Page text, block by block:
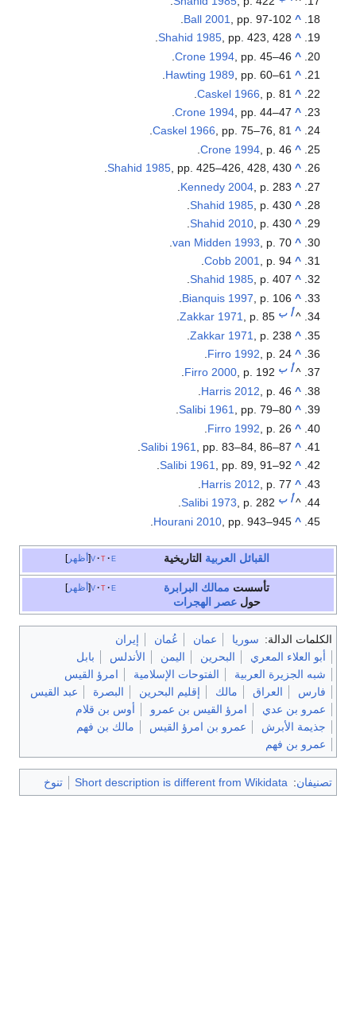
^
Ball 2001
, pp. 97-102.
^
Shahid 1985, pp. 423, 428.
^
Crone 1994 , pp. 45–46.
^
Hawting 1989 , pp. 60–61.
^
Caskel 1966 , p. 81.
^
Crone 1994 , pp. 44–47.
^
Caskel 1966, pp. 75–76, 81.
^
Crone 1994 , p. 46.
^
Shahid 1985 , pp. 425–426, 428, 430.
^
Kennedy 2004 , p. 283.
^
Shahid 1985 , p. 430.
^
Shahid 2010, p. 430.
^
van Midden 1993 , p. 70.
^
Cobb 2001
, p. 94.
^
Shahid 1985, p. 407.
^
Bianquis 1997 , p. 106.
^أ ب Zakkar 1971, p. 85.
^
Zakkar 1971
, p. 238.
^
Firro 1992 , p. 24.
^أ ب Firro 2000, p. 192.
^
Harris 2012 , p. 46.
^
Salibi 1961, pp. 79–80.
^
Firro 1992 , p. 26.
^
Salibi 1961
, pp. 83–84, 86–87.
^
Salibi 1961, pp. 89, 91–92.
^
Harris 2012 , p. 77.
^أ ب Salibi 1973 , p. 282.
^
Hourani 2010 , pp. 943–945.
أظهر v t e القبائل العربية التاريخية
أظهر v t e تأسست ممالك البرابرة
حولعصر الهجرات
الكلمات الدالة: سوريا عمان عُمان
إيران
أبو العلاء المعري
البحرين اليمن الأندلس
بابل
شبه الجزيرة العربية
الفتوحات الإسلامية
امرؤ القيس
فارس
العراق مالك إقليم البحرين البصرة
عبد القيس
عمرو بن عدي
امرؤ القيس بن عمرو
أوس بن قلام
جذيمة الأبرش
عمرو بن امرؤ القيس
مالك بن فهم
عمرو بن فهم
تصنيفان:
Short description is different from Wikidata تنوخ